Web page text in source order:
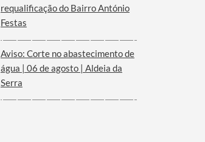
Alentejo
requalificação do Bairro António
Festas
Aviso: Corte no abastecimento de
água | 06 de agosto | Aldeia da
Serra